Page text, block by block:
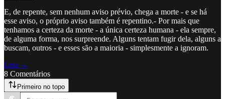
E, de repente, sem nenhum aviso prévio, chega a morte - e se há
esse aviso, o próprio aviso também é repentino.- Por mais que
tenhamos a certeza da morte - a única certeza humana - ela sempre,
de alguma forma, nos surpreende. Alguns tentam fugir dela, alguns a
buscam, outros - e esses são a maioria - simplesmente a ignoram.
Leia →
8 Comentários
Primeiro no topo